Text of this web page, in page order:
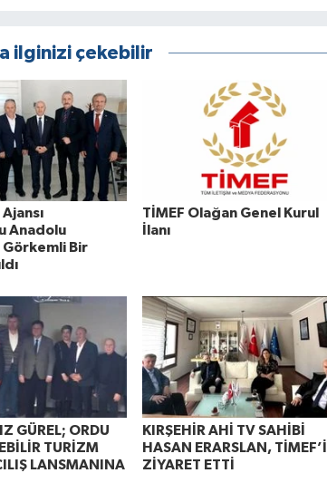
ilginizi çekebilir
Anadolu
Görkemli Bir
TİMEF Olağan Genel Kurul
İlanı
GÜREL; ORDU
TURİZM
LANSMANINA
KIRŞEHİR AHİ TV SAHİBİ
HASAN ERARSLAN, TİMEF’İ
ZİYARET ETTİ